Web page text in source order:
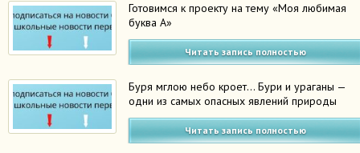
Готовимся к проекту на тему «Моя любимая
буква А»
Читать запись полностью
Буря мглою небо кроет… Бури и ураганы —
одни из самых опасных явлений природы
Читать запись полностью